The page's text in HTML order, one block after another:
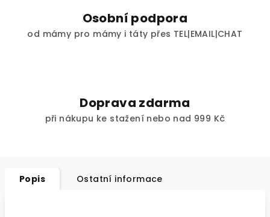
Osobní podpora
od mámy pro mámy i táty přes TEL|EMAIL|CHAT
Doprava zdarma
při nákupu ke stažení nebo nad 999 Kč
Popis Ostatní informace